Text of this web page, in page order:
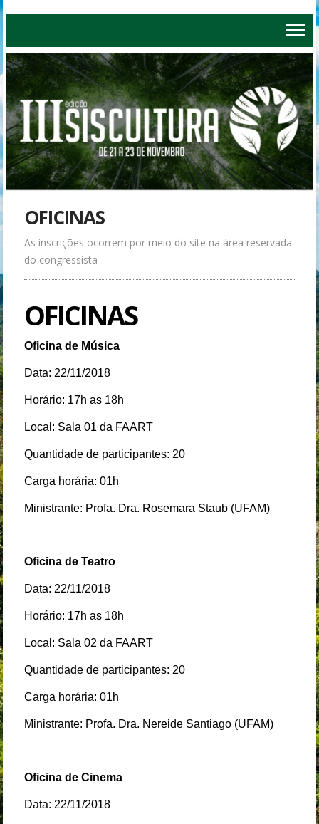
OFICINAS
As inscrições ocorrem por meio do site na área reservada
do congressista
OFICINAS
Oficina de Música
Data: 22/11/2018
Horário: 17h as 18h
Local: Sala 01 da FAART
Quantidade de participantes: 20
Carga horária: 01h
Ministrante: Profa. Dra. Rosemara Staub (UFAM)
Oficina de Teatro
Data: 22/11/2018
Horário: 17h as 18h
Local: Sala 02 da FAART
Quantidade de participantes: 20
Carga horária: 01h
Ministrante: Profa. Dra. Nereide Santiago (UFAM)
Oficina de Cinema
Data: 22/11/2018